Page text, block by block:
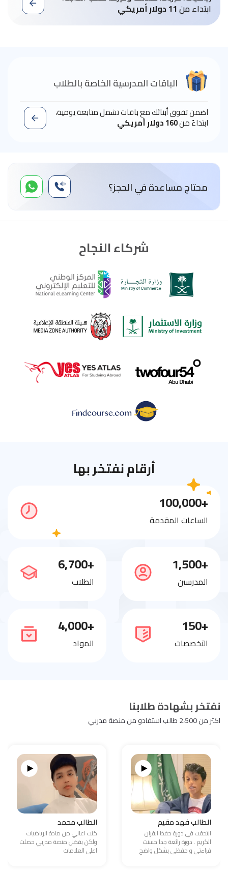
ابتداء من11 دولار أمريكي
الباقات المدرسية الخاصة بالطلاب
اضمن تفوق أبنائك مع باقات تشمل متابعة يومية،
ابتداءً من160 دولار أمريكي
محتاج مساعدة في الحجز؟
شركاء النجاح
أرقام نفتخر بها
+100,000
الساعات المقدمة
+1,500
المدرسين
+6,700
الطلاب
+150
التخصصات
+4,000
المواد
نفتخر بشهادة طلابنا
اكثر من 2،500 طالب استفادو من منصة مدربي
الطالب فهد مقيم
التحقت في دورة حفظ القران
الكريم . دورة رائعة جدا حسنت
قراءتي و حفظي بشكل واضح
الطالب محمد
كنت اعاني من مادة الرياضيات
ولكن بفضل منصة مدربي حصلت
اعلى العلامات